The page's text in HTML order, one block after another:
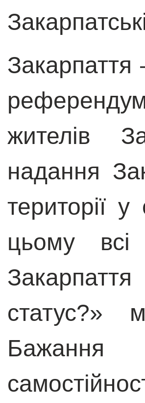
жителів
надання
території
цьому
статус?»
Бажання